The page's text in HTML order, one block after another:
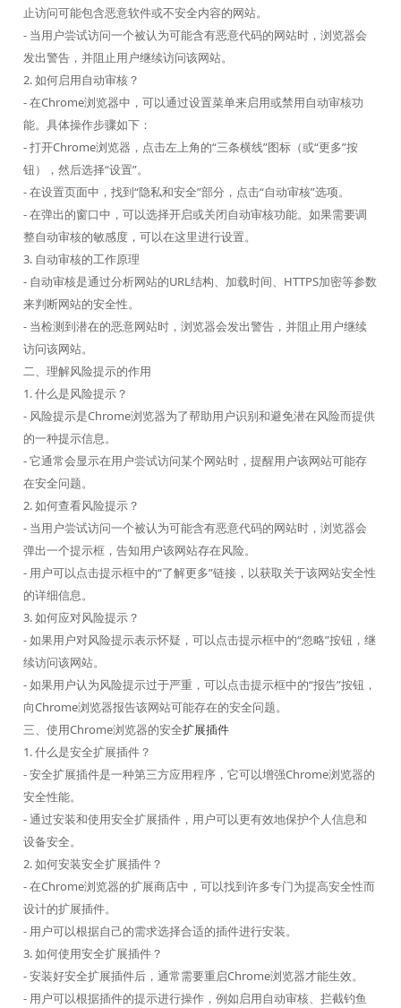
止访问可能包含恶意软件或不安全内容的网站。
- 当用户尝试访问一个被认为可能含有恶意代码的网站时，浏览器会
发出警告，并阻止用户继续访问该网站。
2. 如何启用自动审核？
- 在Chrome浏览器中，可以通过设置菜单来启用或禁用自动审核功
能。具体操作步骤如下：
- 打开Chrome浏览器，点击左上角的“三条横线”图标（或“更多”按
钮），然后选择“设置”。
- 在设置页面中，找到“隐私和安全”部分，点击“自动审核”选项。
- 在弹出的窗口中，可以选择开启或关闭自动审核功能。如果需要调
整自动审核的敏感度，可以在这里进行设置。
3. 自动审核的工作原理
- 自动审核是通过分析网站的URL结构、加载时间、HTTPS加密等参数
来判断网站的安全性。
- 当检测到潜在的恶意网站时，浏览器会发出警告，并阻止用户继续
访问该网站。
二、理解风险提示的作用
1. 什么是风险提示？
- 风险提示是Chrome浏览器为了帮助用户识别和避免潜在风险而提供
的一种提示信息。
- 它通常会显示在用户尝试访问某个网站时，提醒用户该网站可能存
在安全问题。
2. 如何查看风险提示？
- 当用户尝试访问一个被认为可能含有恶意代码的网站时，浏览器会
弹出一个提示框，告知用户该网站存在风险。
- 用户可以点击提示框中的“了解更多”链接，以获取关于该网站安全性
的详细信息。
3. 如何应对风险提示？
- 如果用户对风险提示表示怀疑，可以点击提示框中的“忽略”按钮，继
续访问该网站。
- 如果用户认为风险提示过于严重，可以点击提示框中的“报告”按钮，
向Chrome浏览器报告该网站可能存在的安全问题。
三、使用Chrome浏览器的安全扩展插件
1. 什么是安全扩展插件？
- 安全扩展插件是一种第三方应用程序，它可以增强Chrome浏览器的
安全性能。
- 通过安装和使用安全扩展插件，用户可以更有效地保护个人信息和
设备安全。
2. 如何安装安全扩展插件？
- 在Chrome浏览器的扩展商店中，可以找到许多专门为提高安全性而
设计的扩展插件。
- 用户可以根据自己的需求选择合适的插件进行安装。
3. 如何使用安全扩展插件？
- 安装好安全扩展插件后，通常需要重启Chrome浏览器才能生效。
- 用户可以根据插件的提示进行操作，例如启用自动审核、拦截钓鱼